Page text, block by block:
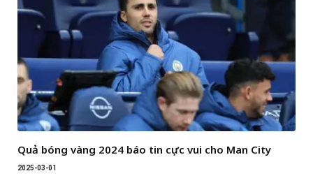
Quả bóng vàng 2024 báo tin cực vui cho Man City
2025-03-01